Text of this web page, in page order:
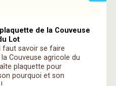
de la Couveuse
Lot
faut savoir se faire
Couveuse agricole du
plaquette pour
pourquoi et son